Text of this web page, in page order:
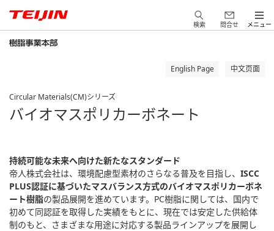
検索 問合せ メニュー
English Page 中文页面
Circular Materials(CM)シリーズ
バイオマスポリカーボネート
持続可能な未来へ向けた新たなスタンダード
帝人株式会社は、環境配慮型素材のさらなる普及を目指し、 ISCC
PLUS認証に基づいたマスバランス方式のバイオマスポリカーボネ
ート樹脂の製品展開を進めています。PC樹脂に関しては、国内で
初めて同認証を取得した実績をもとに、現在では安定した供給体
制のもと、さまざまな用途に対応する製品ラインアップを展開し